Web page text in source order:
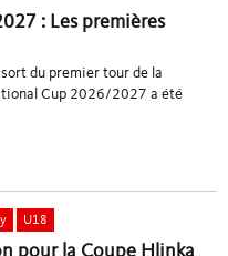
: Les premières
du premier tour de la
Cup 2026/2027 a été
U18
pour la Coupe Hlinka